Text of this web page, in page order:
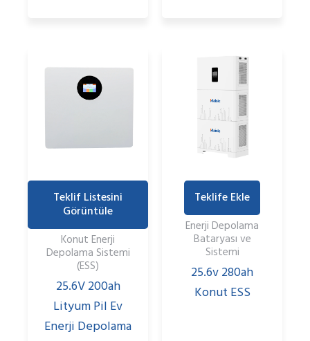
Teklif Listesini
Görüntüle
Konut Enerji
Depolama Sistemi
(ESS)
25.6V 200ah
Lityum Pil Ev
Enerji Depolama
Teklife Ekle
Enerji Depolama
Bataryası ve
Sistemi
25.6v 280ah
Konut ESS